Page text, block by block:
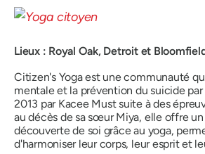
Lieux : Royal Oak, Detroit et
Citizen's Yoga est une communauté
mentale et la prévention du suicide par
2013 par Kacee Must suite à des
au décès de sa sœur Miya, elle offre
découverte de soi grâce au yoga,
d'harmoniser leur corps, leur esprit et